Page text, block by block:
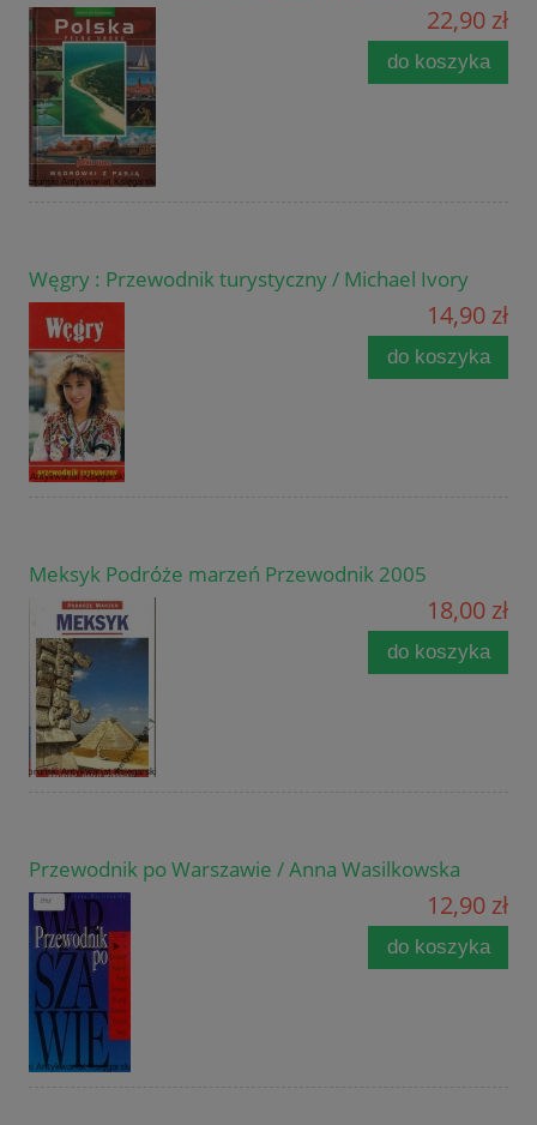
22,90 zł
do koszyka
Węgry : Przewodnik turystyczny / Michael Ivory
14,90 zł
do koszyka
Meksyk Podróże marzeń Przewodnik 2005
18,00 zł
do koszyka
Przewodnik po Warszawie / Anna Wasilkowska
12,90 zł
do koszyka